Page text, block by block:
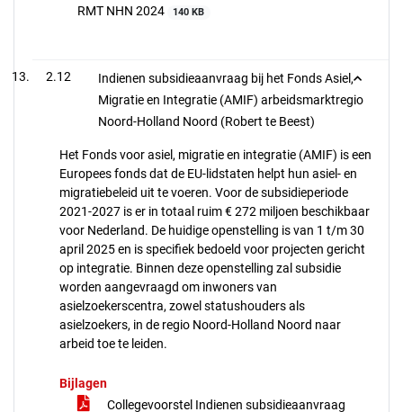
RMT NHN 2024
140 KB
2.12
Indienen subsidieaanvraag bij het Fonds Asiel,
Migratie en Integratie (AMIF) arbeidsmarktregio
Noord-Holland Noord (Robert te Beest)
Het Fonds voor asiel, migratie en integratie (AMIF) is een
Europees fonds dat de EU-lidstaten helpt hun asiel- en
migratiebeleid uit te voeren. Voor de subsidieperiode
2021-2027 is er in totaal ruim € 272 miljoen beschikbaar
voor Nederland. De huidige openstelling is van 1 t/m 30
april 2025 en is specifiek bedoeld voor projecten gericht
op integratie. Binnen deze openstelling zal subsidie
worden aangevraagd om inwoners van
asielzoekerscentra, zowel statushouders als
asielzoekers, in de regio Noord-Holland Noord naar
arbeid toe te leiden.
Bijlagen
Collegevoorstel Indienen subsidieaanvraag